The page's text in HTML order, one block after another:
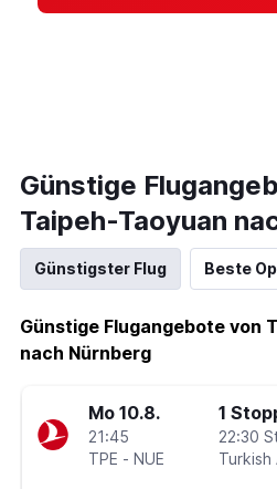
Günstige
Taipeh-Taoyuan
Günstigster Flug Beste
Günstige Flugangebote von
nach Nürnberg
Mo 10.8.
21:45
TPE - NUE
1
22:30